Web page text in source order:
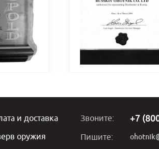
и доставка
оружия
Звоните: +7
Пишите: